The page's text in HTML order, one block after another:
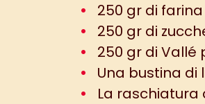
250 gr di farina
250 gr di
250 gr di Vallé
Una bustina di
La raschiatura